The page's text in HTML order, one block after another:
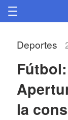
Deportes
la